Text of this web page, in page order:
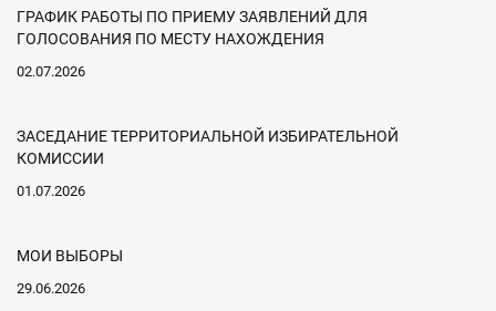
ГРАФИК РАБОТЫ ПО ПРИЕМУ ЗАЯВЛЕНИЙ ДЛЯ
ГОЛОСОВАНИЯ ПО МЕСТУ НАХОЖДЕНИЯ
02.07.2026
ЗАСЕДАНИЕ ТЕРРИТОРИАЛЬНОЙ ИЗБИРАТЕЛЬНОЙ
КОМИССИИ
01.07.2026
МОИ ВЫБОРЫ
29.06.2026